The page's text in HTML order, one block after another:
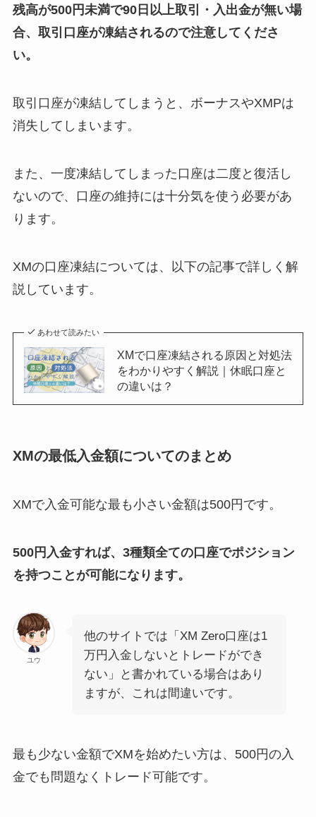
残高が500円未満で90日以上取引・入出金が無い場
合、取引口座が凍結されるので注意してくださ
い。
取引口座が凍結してしまうと、ボーナスやXMPは
消失してしまいます。
また、一度凍結してしまった口座は二度と復活し
ないので、口座の維持には十分気を使う必要があ
ります。
XMの口座凍結については、以下の記事で詳しく解
説しています。
あわせて読みたい
XMで口座凍結される原因と対処法
をわかりやすく解説｜休眠口座と
の違いは？
XMの最低入金額についてのまとめ
XMで入金可能な最も小さい金額は500円です。
500円入金すれば、3種類全ての口座でポジション
を持つことが可能になります。
ユウ
他のサイトでは「XM Zero口座は1
万円入金しないとトレードができ
ない」と書かれている場合はあり
ますが、これは間違いです。
最も少ない金額でXMを始めたい方は、500円の入
金でも問題なくトレード可能です。